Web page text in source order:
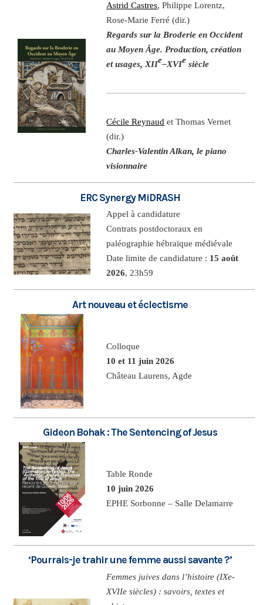
Astrid Castres, Philippe Lorentz,
Rose-Marie Ferré (dir.)
Regards sur la Broderie en Occident
au Moyen Âge. Production, création
et usages, XIIe–XVIe siècle
Cécile Reynaud et Thomas Vernet
(dir.)
Charles-Valentin Alkan, le piano
visionnaire
ERC Synergy MiDRASH
Appel à candidature
Contrats postdoctoraux en
paléographie hébraïque médiévale
Date limite de candidature : 15 août
2026, 23h59
Art nouveau et éclectisme
Colloque
10 et 11 juin 2026
Château Laurens, Agde
Gideon Bohak : The Sentencing of Jesus
Table Ronde
10 juin 2026
EPHE Sorbonne – Salle Delamarre
‘Pourrais-je trahir une femme aussi savante ?’
Femmes juives dans l’histoire (IXe-
XVIIe siècles) : savoirs, textes et